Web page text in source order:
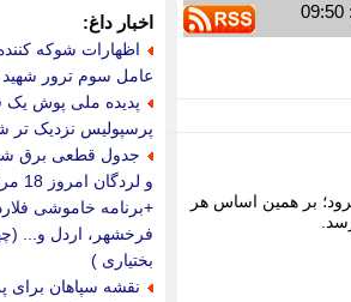
پیش میرود؛ بر همین اساس هر
اخبار داغ:
اظهارات شوکه
عامل سوم ترور شهید
پدیده ملی پوش یک
پرسپولیس نزدیک تر
جدول قطعی برق
+برنامه خاموشی
فرخشهر، اردل و...
بختیاری )
نقشه سپاهان برای